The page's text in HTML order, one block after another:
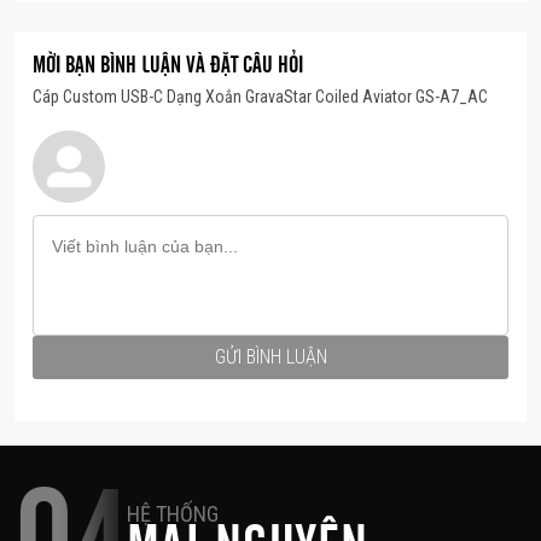
dụng.
MỜI BẠN BÌNH LUẬN VÀ ĐẶT CÂU HỎI
Cáp Custom USB-C Dạng Xoắn GravaStar Coiled Aviator GS-A7_AC
GỬI BÌNH LUẬN
HỆ THỐNG